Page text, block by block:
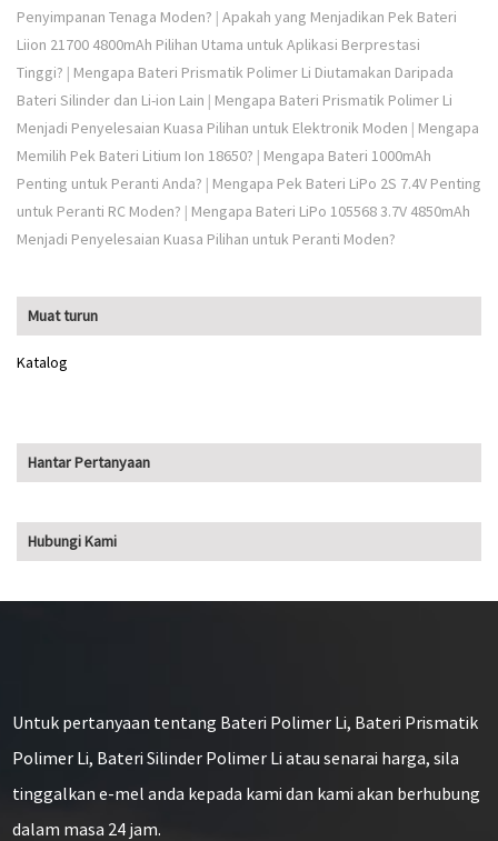
Penyimpanan Tenaga Moden? | Apakah yang Menjadikan Pek Bateri
Liion 21700 4800mAh Pilihan Utama untuk Aplikasi Berprestasi
Tinggi? | Mengapa Bateri Prismatik Polimer Li Diutamakan Daripada
Bateri Silinder dan Li-ion Lain | Mengapa Bateri Prismatik Polimer Li
Menjadi Penyelesaian Kuasa Pilihan untuk Elektronik Moden | Mengapa
Memilih Pek Bateri Litium Ion 18650? | Mengapa Bateri 1000mAh
Penting untuk Peranti Anda? | Mengapa Pek Bateri LiPo 2S 7.4V Penting
untuk Peranti RC Moden? | Mengapa Bateri LiPo 105568 3.7V 4850mAh
Menjadi Penyelesaian Kuasa Pilihan untuk Peranti Moden?
Muat turun
Katalog
Hantar Pertanyaan
Hubungi Kami
Untuk pertanyaan tentang Bateri Polimer Li, Bateri Prismatik
Polimer Li, Bateri Silinder Polimer Li atau senarai harga, sila
tinggalkan e-mel anda kepada kami dan kami akan berhubung
dalam masa 24 jam.